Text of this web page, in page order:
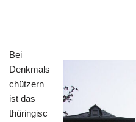
Bei
Denkmals
chützern
ist das
thüringisc